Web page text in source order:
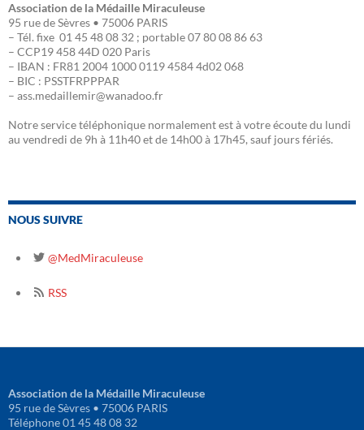
Association de la Médaille Miraculeuse
95 rue de Sèvres • 75006 PARIS
– Tél. fixe 01 45 48 08 32 ; portable 07 80 08 86 63
– CCP19 458 44D 020 Paris
– IBAN : FR81 2004 1000 0119 4584 4d02 068
– BIC : PSSTFRPPPAR
– ass.medaillemir@wanadoo.fr
Notre service téléphonique normalement est à votre écoute du lundi
au vendredi de 9h à 11h40 et de 14h00 à 17h45, sauf jours fériés.
NOUS SUIVRE
@MedMiraculeuse
RSS
Association de la Médaille Miraculeuse
95 rue de Sèvres • 75006 PARIS
Téléphone 01 45 48 08 32